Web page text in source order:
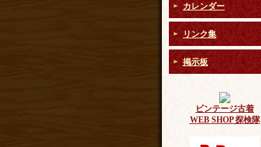
カレンダー
リンク集
掲示板
ビンテージ古着
WEB SHOP 探検隊